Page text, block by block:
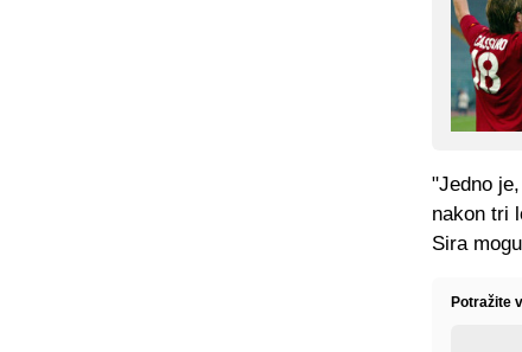
"Jedno
nakon tri
Sira
Potražite